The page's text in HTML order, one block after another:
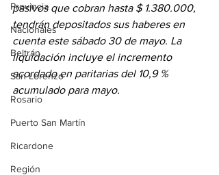
Provincia
Nacionales
Beltrán
San Lorenzo
Rosario
Puerto San Martín
Ricardone
Región
pasivos que cobran hasta $ 1.380.000,
tendrán depositados sus haberes en
cuenta este sábado 30 de mayo. La
liquidación incluye el incremento
acordado en paritarias del 10,9 %
acumulado para mayo.